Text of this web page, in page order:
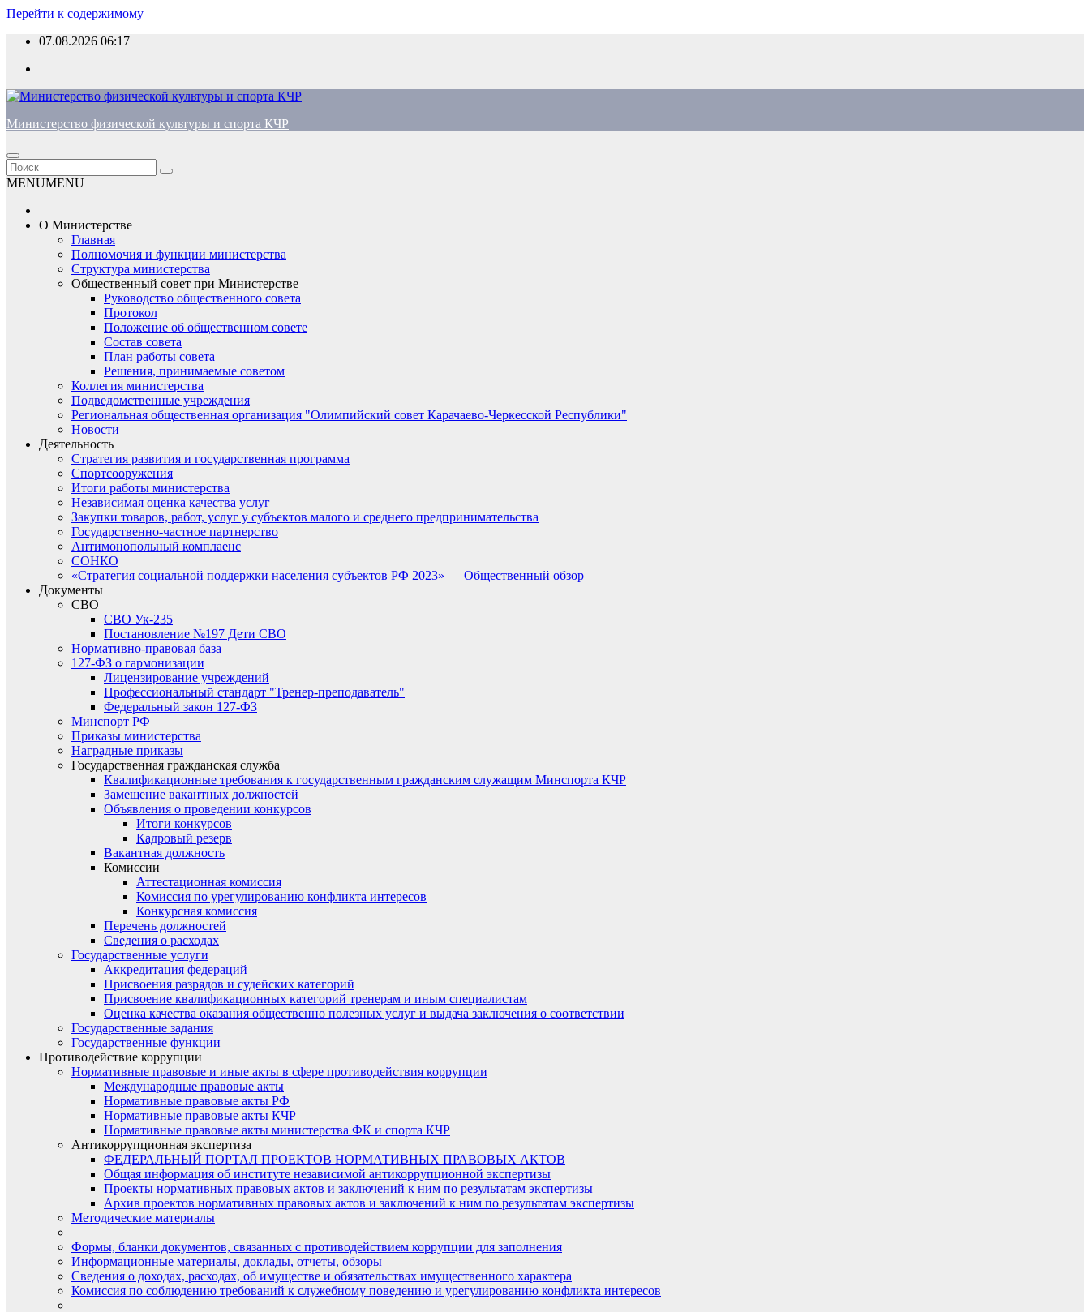
Перейти к содержимому
07.08.2026 06:17
Министерство физической культуры и спорта КЧР
MENUMENU
О Министерстве
Главная
Полномочия и функции министерства
Структура министерства
Общественный совет при Министерстве
Руководство общественного совета
Протокол
Положение об общественном совете
Состав совета
План работы совета
Решения, принимаемые советом
Коллегия министерства
Подведомственные учреждения
Региональная общественная организация "Олимпийский совет Карачаево-Черкесской Республики"
Новости
Деятельность
Стратегия развития и государственная программа
Спортсооружения
Итоги работы министерства
Независимая оценка качества услуг
Закупки товаров, работ, услуг у субъектов малого и среднего предпринимательства
Государственно-частное партнерство
Антимонопольный комплаенс
СОНКО
«Стратегия социальной поддержки населения субъектов РФ 2023» — Общественный обзор
Документы
СВО
СВО Ук-235
Постановление №197 Дети СВО
Нормативно-правовая база
127-ФЗ о гармонизации
Лицензирование учреждений
Профессиональный стандарт "Тренер-преподаватель"
Федеральный закон 127-ФЗ
Минспорт РФ
Приказы министерства
Наградные приказы
Государственная гражданская служба
Квалификационные требования к государственным гражданским служащим Минспорта КЧР
Замещение вакантных должностей
Объявления о проведении конкурсов
Итоги конкурсов
Кадровый резерв
Вакантная должность
Комиссии
Аттестационная комиссия
Комиссия по урегулированию конфликта интересов
Конкурсная комиссия
Перечень должностей
Сведения о расходах
Государственные услуги
Аккредитация федераций
Присвоения разрядов и судейских категорий
Присвоение квалификационных категорий тренерам и иным специалистам
Оценка качества оказания общественно полезных услуг и выдача заключения о соответствии
Государственные задания
Государственные функции
Противодействие коррупции
Нормативные правовые и иные акты в сфере противодействия коррупции
Международные правовые акты
Нормативные правовые акты РФ
Нормативные правовые акты КЧР
Нормативные правовые акты министерства ФК и спорта КЧР
Антикоррупционная экспертиза
ФЕДЕРАЛЬНЫЙ ПОРТАЛ ПРОЕКТОВ НОРМАТИВНЫХ ПРАВОВЫХ АКТОВ
Общая информация об институте независимой антикоррупционной экспертизы
Проекты нормативных правовых актов и заключений к ним по результатам экспертизы
Архив проектов нормативных правовых актов и заключений к ним по результатам экспертизы
Методические материалы
Формы, бланки документов, связанных с противодействием коррупции для заполнения
Информационные материалы, доклады, отчеты, обзоры
Сведения о доходах, расходах, об имуществе и обязательствах имущественного характера
Комиссия по соблюдению требований к служебному поведению и урегулированию конфликта интересов